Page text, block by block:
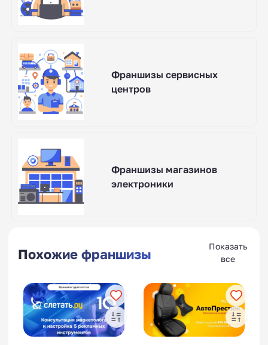
Франшизы сервисных
центров
Франшизы магазинов
электроники
Похожие франшизы
Показать
все